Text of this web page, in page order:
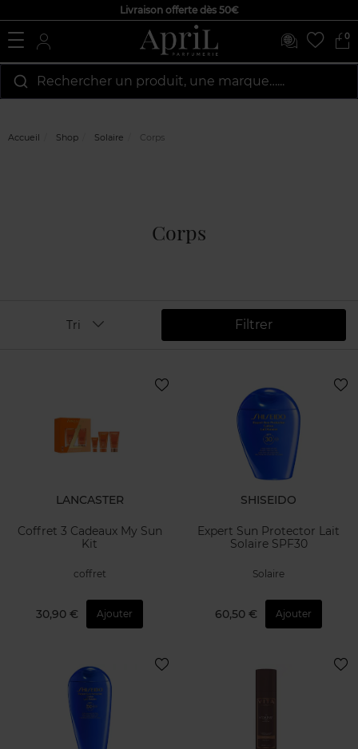
Livraison offerte dès 50€
0
Rechercher un produit, une marque…...
Accueil Shop Solaire Corps
Corps
Filtrer
Tri
LANCASTER
Coffret 3 Cadeaux My Sun
Kit
coffret
30,90 € Ajouter
SHISEIDO
Expert Sun Protector Lait
Solaire SPF30
Solaire
60,50 € Ajouter